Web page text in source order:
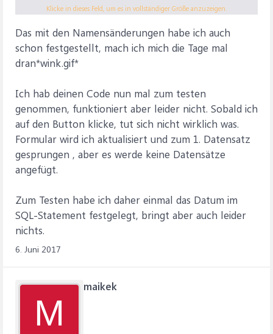
"#yyyy-mm-dd#")
Teilenummer) SELECT " & strDatumNeu & ", AuftrNr,
Teilenummer FROM Prüfbericht WHERE Datum = " &
strDatumAlt & " AND AuftrNr = " & Me.AuftrNr
strSQL = "INSERT INTO Prüfbericht (Datum,
FROM Prüfbericht WHERE Datum = 2017-06-01"
Debug.Print strSQL 'gibt den String im Direktfenster aus,
zum Überprüfen
Me.Requery 'Formular aktualisieren
End Sub
Klicke in dieses Feld, um es in vollständiger Größe anzuzeigen.
Das mit den Namensänderungen habe ich auch
schon festgestellt, mach ich mich die Tage mal
dran*wink.gif*
Ich hab deinen Code nun mal zum testen
genommen, funktioniert aber leider nicht. Sobald ich
auf den Button klicke, tut sich nicht wirklich was.
Formular wird ich aktualisiert und zum 1. Datensatz
gesprungen , aber es werde keine Datensätze
angefügt.
Zum Testen habe ich daher einmal das Datum im
SQL-Statement festgelegt, bringt aber auch leider
nichts.
6. Juni 2017
M
maikek